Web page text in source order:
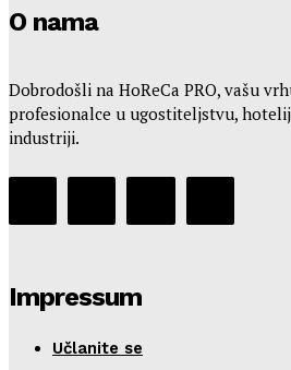
O nama
Dobrodošli na HoReCa PRO, vašu
profesionalce u ugostiteljstvu,
industriji.
Impressum
Učlanite se